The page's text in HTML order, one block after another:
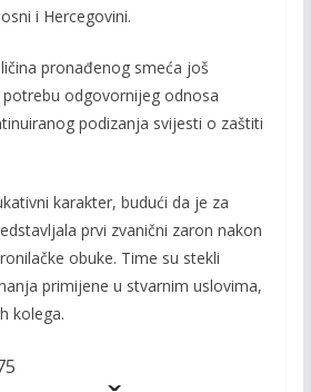
i Hercegovini.
pronađenog smeća još
odgovornijeg odnosa
podizanja svijesti o zaštiti
karakter, budući da je za
prvi zvanični zaron nakon
obuke. Time su stekli
primijene u stvarnim uslovima,
kolega.